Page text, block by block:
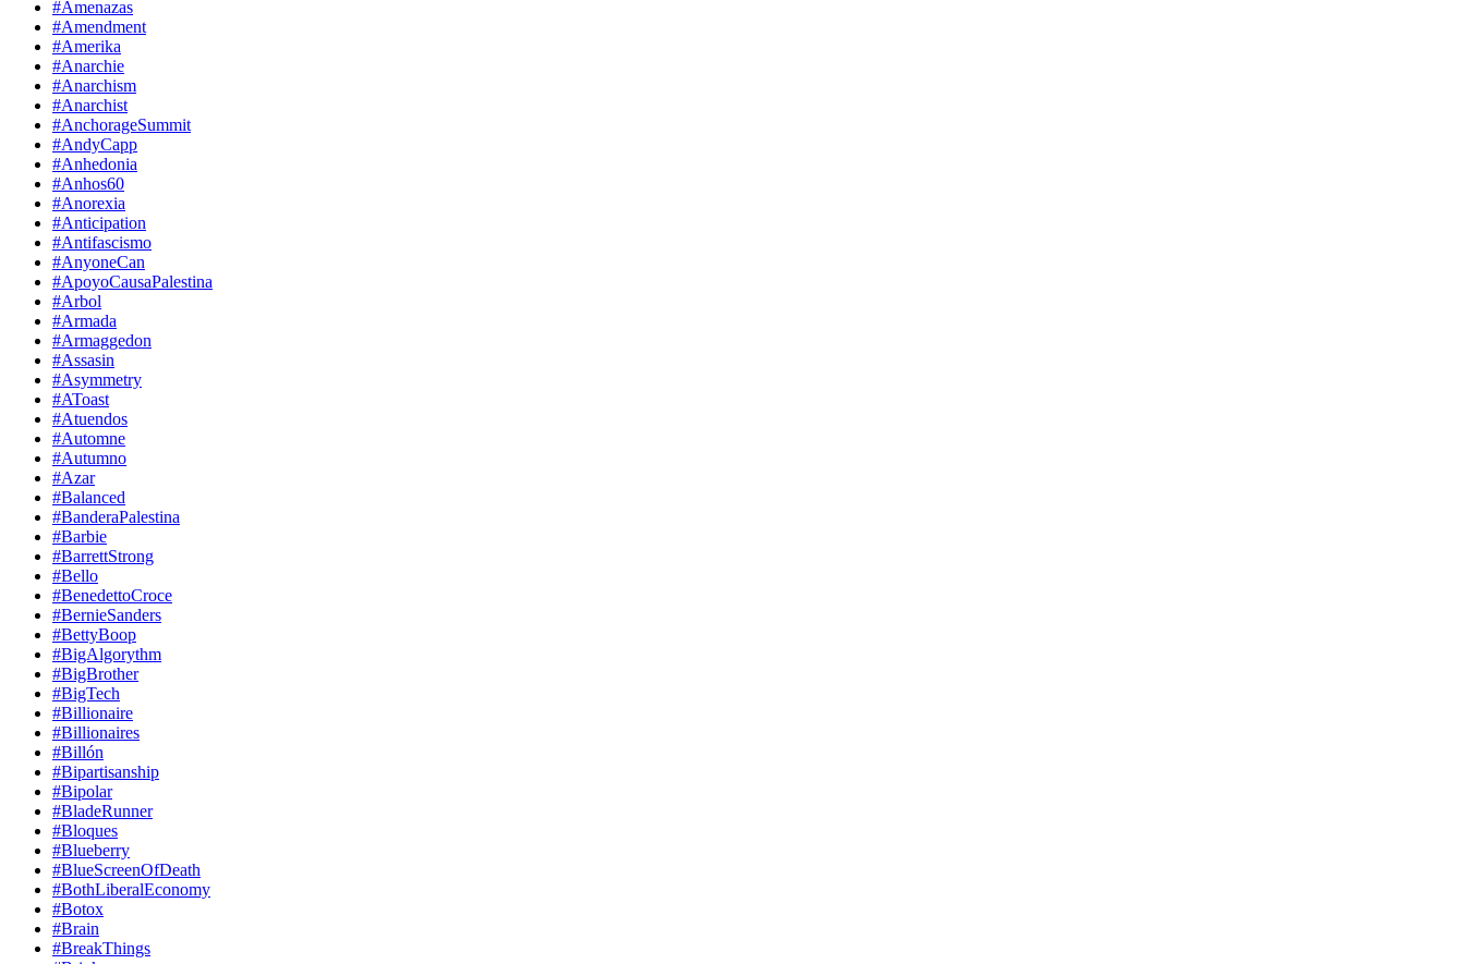
#Amenazas
#Amendment
#Amerika
#Anarchie
#Anarchism
#Anarchist
#AnchorageSummit
#AndyCapp
#Anhedonia
#Anhos60
#Anorexia
#Anticipation
#Antifascismo
#AnyoneCan
#ApoyoCausaPalestina
#Arbol
#Armada
#Armaggedon
#Assasin
#Asymmetry
#AToast
#Atuendos
#Automne
#Autumno
#Azar
#Balanced
#BanderaPalestina
#Barbie
#BarrettStrong
#Bello
#BenedettoCroce
#BernieSanders
#BettyBoop
#BigAlgorythm
#BigBrother
#BigTech
#Billionaire
#Billionaires
#Billón
#Bipartisanship
#Bipolar
#BladeRunner
#Bloques
#Blueberry
#BlueScreenOfDeath
#BothLiberalEconomy
#Botox
#Brain
#BreakThings